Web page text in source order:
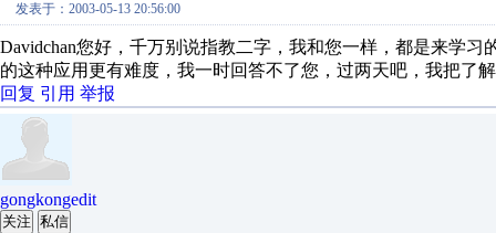
发表于：2003-05-13 20:56:00
Davidchan您好，千万别说指教二字，我和您一样，都是来学
的这种应用更有难度，我一时回答不了您，过两天吧，我把了
回复 引用 举报
gongkongedit
关注 私信